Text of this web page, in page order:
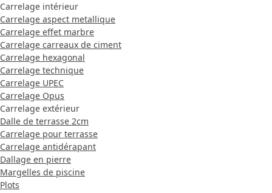
Carrelage intérieur
Carrelage aspect metallique
Carrelage effet marbre
Carrelage carreaux de ciment
Carrelage hexagonal
Carrelage technique
Carrelage UPEC
Carrelage Opus
Carrelage extérieur
Dalle de terrasse 2cm
Carrelage pour terrasse
Carrelage antidérapant
Dallage en pierre
Margelles de piscine
Plots